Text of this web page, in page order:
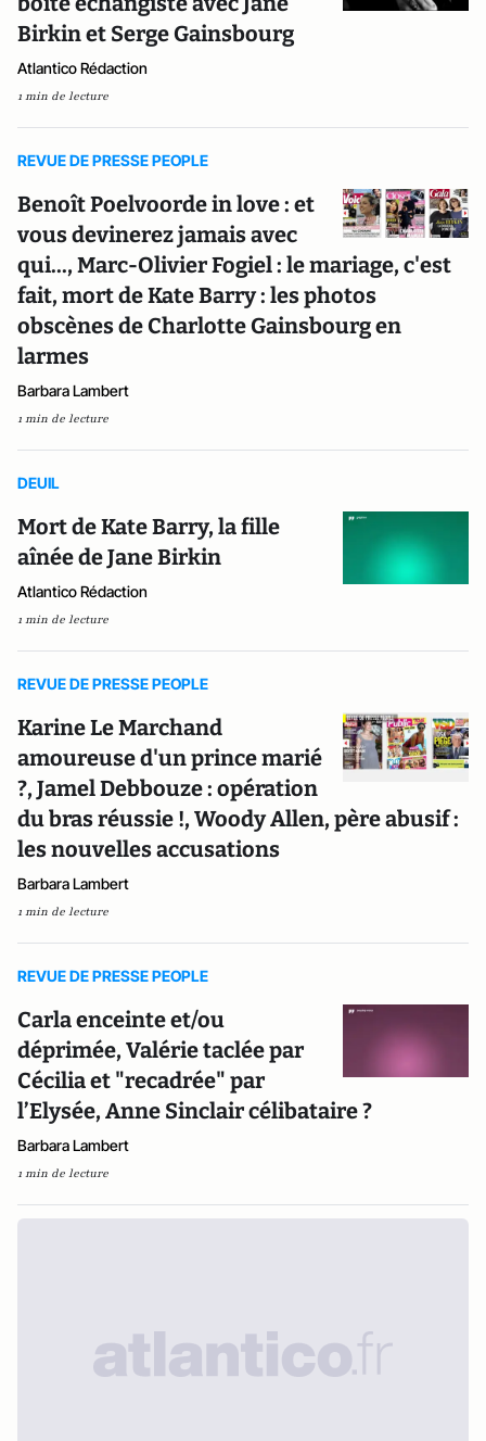
Birkin et Serge Gainsbourg
Atlantico Rédaction
1 min de lecture
REVUE DE PRESSE PEOPLE
Benoît Poelvoorde in love : et
vous devinerez jamais avec
qui..., Marc-Olivier Fogiel : le mariage, c'est
fait, mort de Kate Barry : les photos
obscènes de Charlotte Gainsbourg en
larmes
Barbara Lambert
1 min de lecture
DEUIL
Mort de Kate Barry, la fille
aînée de Jane Birkin
Atlantico Rédaction
1 min de lecture
REVUE DE PRESSE PEOPLE
Karine Le Marchand
amoureuse d'un prince marié
?, Jamel Debbouze : opération
du bras réussie !, Woody Allen, père abusif :
les nouvelles accusations
Barbara Lambert
1 min de lecture
REVUE DE PRESSE PEOPLE
Carla enceinte et/ou
déprimée, Valérie taclée par
Cécilia et "recadrée" par
l’Elysée, Anne Sinclair célibataire ?
Barbara Lambert
1 min de lecture